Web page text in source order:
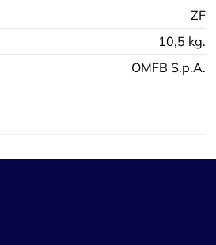
ZF
10,5 kg.
OMFB S.p.A.